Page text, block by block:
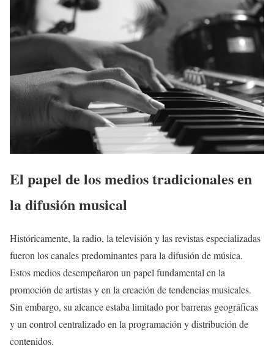
El papel de los medios tradicionales en
la difusión musical
Históricamente, la radio, la televisión y las revistas especializadas
fueron los canales predominantes para la difusión de música.
Estos medios desempeñaron un papel fundamental en la
promoción de artistas y en la creación de tendencias musicales.
Sin embargo, su alcance estaba limitado por barreras geográficas
y un control centralizado en la programación y distribución de
contenidos.